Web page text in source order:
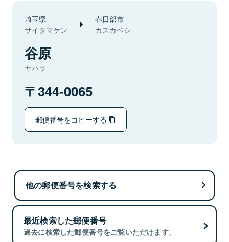
埼玉県
サイタマケン
春日部市
カスカベシ
谷原
ヤハラ
344-0065
郵便番号をコピーする
他の郵便番号を検索する
最近検索した郵便番号
過去に検索した郵便番号をご覧いただけます。